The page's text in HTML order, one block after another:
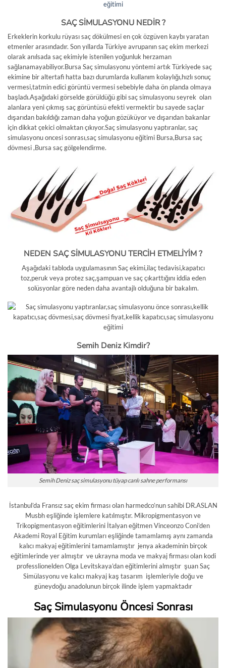
SAÇ SİMULASYONU NEDİR ?
Erkeklerin korkulu rüyası saç dökülmesi en çok özgüven kaybı yaratan
etmenler arasındadır. Son yıllarda Türkiye avrupanın saç ekim merkezi
olarak anılsada saç ekimiyle istenilen yoğunluk herzaman
sağlanamayabiliyor.Bursa Saç simulasyonu yöntemi artık Türkiyede saç
ekimine bir altertafi hatta bazı durumlarda kullanım kolaylığı,hızlı sonuç
vermesi,tatmin edici görüntü vermesi sebebiyle daha ön planda olmaya
başladı.Aşağıdaki görselde görüldüğü gibi saç simulasyonu seyrek olan
alanlara yeni çıkmış saç görüntüsü efekti vermektir bu sayede saçlar
dışarıdan bakıldığı zaman daha yoğun gözüküyor ve dışarıdan bakanlar
için dikkat çekici olmaktan çıkıyor.Saç simulasyonu yaptıranlar, saç
simulasyonu oncesi sonrası,saç simulasyonu eğitimi Bursa,Bursa saç
dövmesi ,Bursa saç gölgelendirme.
NEDEN SAÇ SİMULASYONU TERCİH ETMELİYİM ?
Aşağıdaki tabloda uygulamasının Saç ekimi,ilaç tedavisi,kapatıcı
toz,peruk veya protez saç,şampuan ve saç çıkarttığını iddia eden
solüsyonlar göre neden daha avantajlı olduğuna bir bakalım.
Semih Deniz Kimdir?
Semih Deniz saç simulasyonu tüyap canlı sahne performansı
İstanbul’da Fransız saç ekim firması olan harmedco’nun sahibi DR.ASLAN
Musbh eşliğinde işlemlere katılmıştır. Mikropigmentasyon ve
Trikopigmentasyon eğitimlerini İtalyan eğitmen Vinceonzo Coni’den
Akademi Royal Eğitim kurumları eşliğinde tamamlamış aynı zamanda
kalıcı makyaj eğitimlerini tamamlamıştır jenya akademinin birçok
eğitimlerinde yer almıştır ve ukrayna moda ve makyaj firması olan kodi
professlionelden Olga Levitskaya’dan eğitimlerini almıştır şuan Saç
Simülasyonu ve kalıcı makyaj kaş tasarım işlemleriyle doğu ve
güneydoğu anadolunun birçok ilinde işlem yapmaktadır
Saç Simulasyonu Öncesi Sonrası